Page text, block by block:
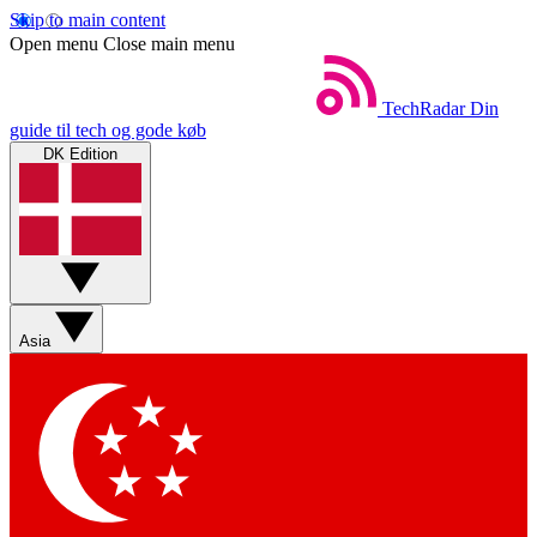
Skip to main content
Open menu Close main menu
TechRadar Din
guide til tech og gode køb
DK Edition
Asia